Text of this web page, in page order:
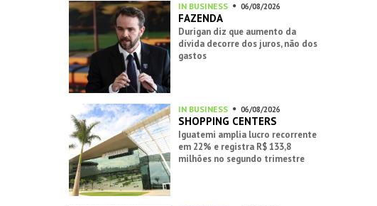
IN BUSINESS 06/08/2026
FAZENDA
Durigan diz que aumento da
dívida decorre dos juros, não dos
gastos
IN BUSINESS 06/08/2026
SHOPPING CENTERS
Iguatemi amplia lucro recorrente
em 22% e registra R$ 133,8
milhões no segundo trimestre